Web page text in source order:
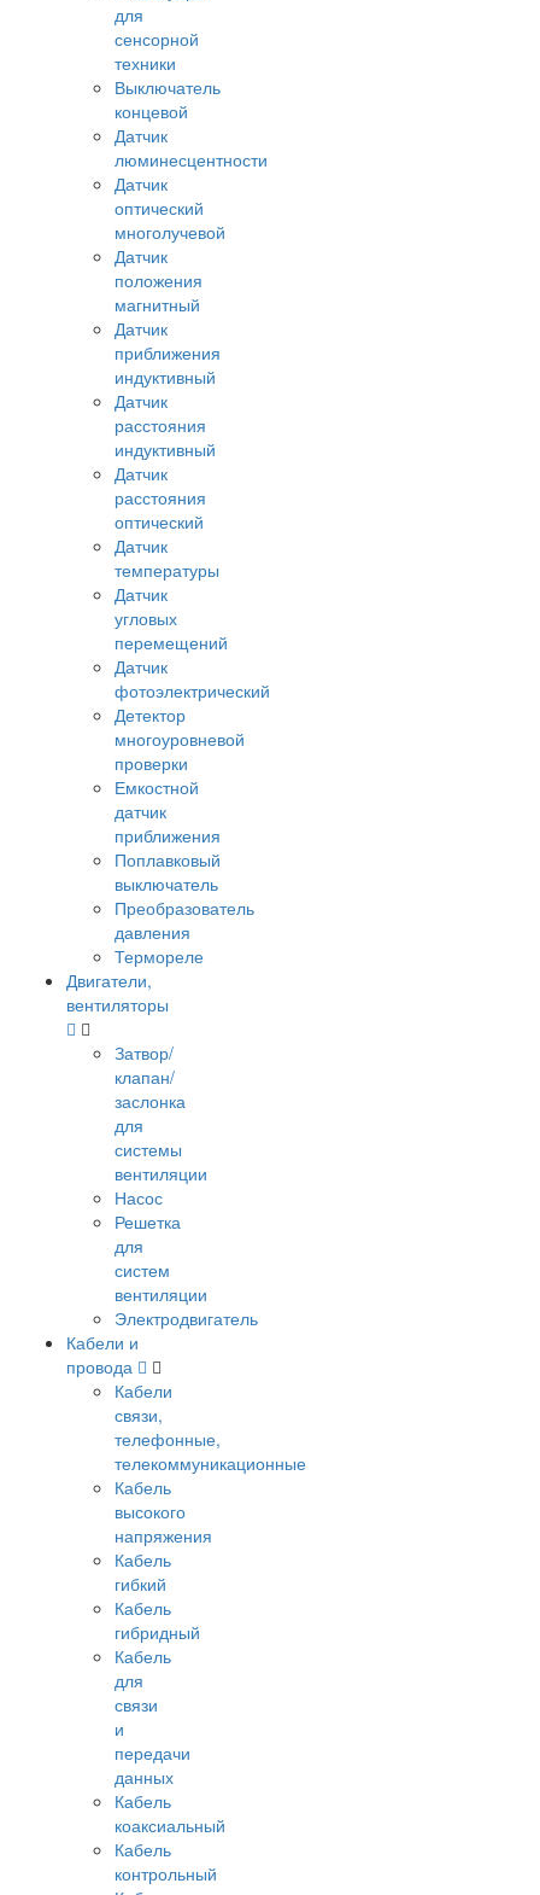
для
сенсорной
техники
Выключатель
концевой
Датчик
люминесцентности
Датчик
оптический
многолучевой
Датчик
положения
магнитный
Датчик
приближения
индуктивный
Датчик
расстояния
индуктивный
Датчик
расстояния
оптический
Датчик
температуры
Датчик
угловых
перемещений
Датчик
фотоэлектрический
Детектор
многоуровневой
проверки
Емкостной
датчик
приближения
Поплавковый
выключатель
Преобразователь
давления
Термореле
Двигатели,
вентиляторы
Затвор/
клапан/
заслонка
для
системы
вентиляции
Насос
Решетка
для
систем
вентиляции
Электродвигатель
Кабели и
провода
Кабели
связи,
телефонные,
телекоммуникационные
Кабель
высокого
напряжения
Кабель
гибкий
Кабель
гибридный
Кабель
для
связи
и
передачи
данных
Кабель
коаксиальный
Кабель
контрольный